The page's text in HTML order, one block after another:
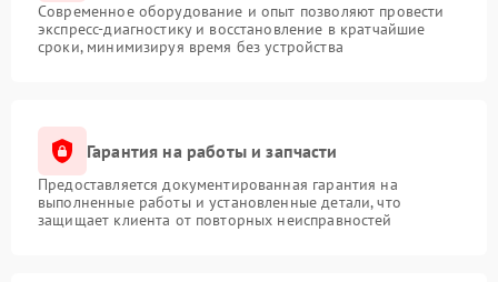
Современное оборудование и опыт позволяют провести
экспресс-диагностику и восстановление в кратчайшие
сроки, минимизируя время без устройства
Гарантия на работы и запчасти
Предоставляется документированная гарантия на
выполненные работы и установленные детали, что
защищает клиента от повторных неисправностей